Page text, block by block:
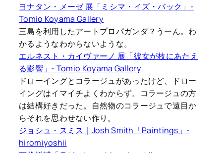
ヨナタン・メーゼ 展「ミシマ・イズ・バック」-
Tomio Koyama Gallery
三島を利用したアートプロパガンダ？うーん。わ
かるようなわからないような。
エルネスト・カイヴァーノ 展「彼女が枝にあたえ
る影響」- Tomio Koyama Gallery
ドローイングとコラージュがあったけど、ドロー
イングはイマイチよくわからず。コラージュの方
は結構好きだった。自然物のコラージュで遠目か
らそれを思わせない作り。
ジョシュ・スミス｜Josh Smith「Paintings」-
hiromiyoshii